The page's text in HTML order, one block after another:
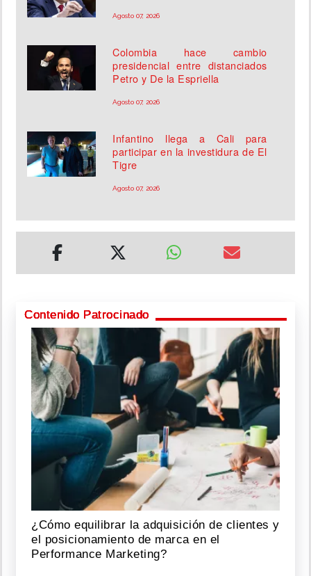
Agosto 07, 2026
Colombia hace cambio
presidencial entre distanciados
Petro y De la Espriella
Agosto 07, 2026
Infantino llega a Cali para
participar en la investidura de El
Tigre
Agosto 07, 2026
Contenido Patrocinado
¿Cómo equilibrar la adquisición de clientes y
el posicionamiento de marca en el
Performance Marketing?